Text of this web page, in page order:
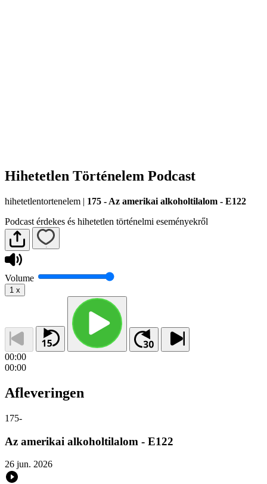
Hihetetlen Történelem Podcast
hihetetlentortenelem | 175 - Az amerikai alkoholtilalom - E122
Podcast érdekes és hihetetlen történelmi eseményekről
Volume
1 x
00:00
00:00
Afleveringen
175-
Az amerikai alkoholtilalom - E122
26 jun. 2026